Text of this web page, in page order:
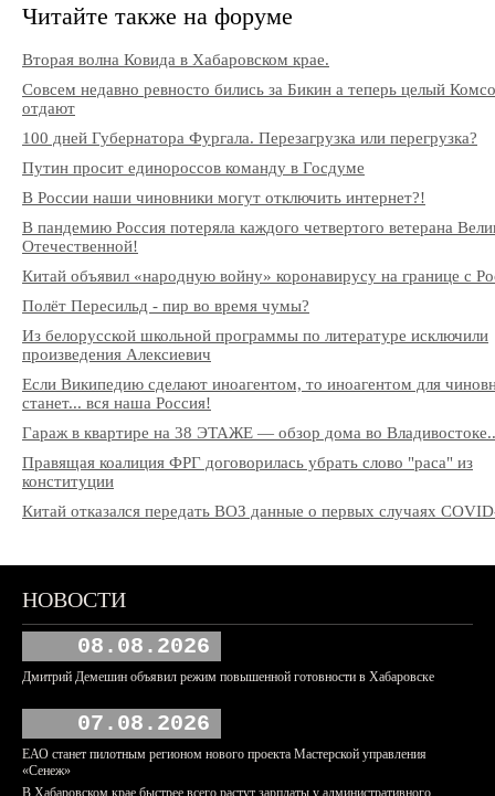
Читайте также на форуме
Вторая волна Ковида в Хабаровском крае.
Совсем недавно ревносто бились за Бикин а теперь целый
отдают
100 дней Губернатора Фургала. Перезагрузка или перегрузка?
Путин просит единороссов команду в Госдуме
В России наши чиновники могут отключить интернет?!
В пандемию Россия потеряла каждого четвертого ветерана
Отечественной!
Китай объявил «народную войну» коронавирусу на границе с
Полёт Пересильд - пир во время чумы?
Из белорусской школьной программы по литературе исключили
произведения Алексиевич
Если Википедию сделают иноагентом, то иноагентом для
станет... вся наша Россия!
Гараж в квартире на 38 ЭТАЖЕ — обзор дома во
Правящая коалиция ФРГ договорилась убрать слово "раса" из
конституции
Китай отказался передать ВОЗ данные о первых случаях
НОВОСТИ
08.08.2026
Дмитрий Демешин объявил режим повышенной готовности в Хабаровске
07.08.2026
ЕАО станет пилотным регионом нового проекта Мастерской управления
«Сенеж»
В Хабаровском крае быстрее всего растут зарплаты у административного